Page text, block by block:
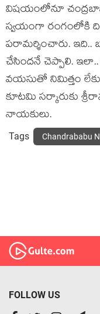
విష‌యంలోనూ
స్వ‌యంగా రంగంలోకి
ప‌రామ‌ర్శించారు. ఇది..
చేసింద‌నే చెప్పాలి.
వ‌య‌సుతో నిమిత్తం
కూట‌మి స‌ర్కారుకు
నాయ‌కులు.
Tags Chandrababu
FOLLOW US